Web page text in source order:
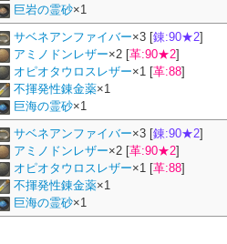
巨岩の霊砂×1
サベネアンファイバー×3 [錬:90★2]
アミノドンレザー×2 [革:90★2]
オピオタウロスレザー×1 [革:88]
不揮発性錬金薬×1
巨海の霊砂×1
サベネアンファイバー×3 [錬:90★2]
アミノドンレザー×2 [革:90★2]
オピオタウロスレザー×1 [革:88]
不揮発性錬金薬×1
巨海の霊砂×1